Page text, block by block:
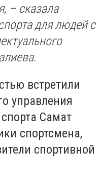
– сказала
для людей с
встретили
управления
Самат
спортсмена,
спортивной